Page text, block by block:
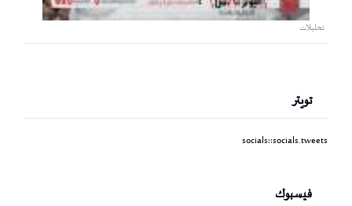
تحليلات
تويتر
socials::socials.tweets
فيسبوك